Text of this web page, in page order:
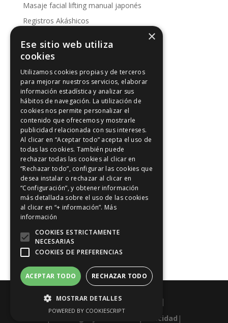
Masaje facial lifting manual japonés
Registros Akáshicos
Kinesología
Artículos de interés
Artículos de interés
Intuición y Reiki
Los 5 principios Reiki
Meditación y Reiki
Positividad
Reiki en Madrid
Riu-Ji
Sanación con Reiki
Sonrie a Reiki
Tratamientos de Reiki
Vídeos
|Diseño web:esanweb.com
|
Aviso legal y Política de privacidad |
×
Ese sitio web utiliza
cookies
Utilizamos cookies propias y de terceros
para mejorar nuestros servicios, elaborar
información estadística y analizar sus
hábitos de navegación. La utilización de
cookies nos permite personalizar el
contenido que ofrecemos y mostrarle
publicidad relacionada con sus intereses.
Al clicar en “Aceptar todo” acepta el uso de
todas las cookies. También puede
rechazar todas las cookies al clicar en
“Rechazar todo”, configurar las cookies que
desea instalar o rechazar al clicar en
“Configuración”, y obtener información
más detallada sobre el uso de las cookies
al clicar en “+ información”. Más
información
COOKIES ESTRICTAMENTE
NECESARIAS
COOKIES DE PREFERENCIAS
ACEPTAR TODO RECHAZAR TODO
MOSTRAR DETALLES
POWERED BY COOKIESCRIPT